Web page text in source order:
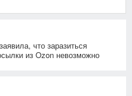
что заразиться
из Ozon невозможно